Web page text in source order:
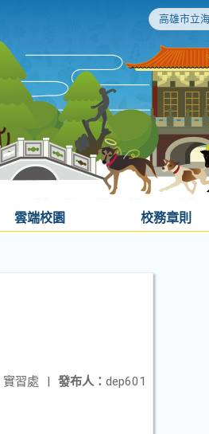
高雄市立
雲端校園 校務章則
發布人： dep601
實習處 |